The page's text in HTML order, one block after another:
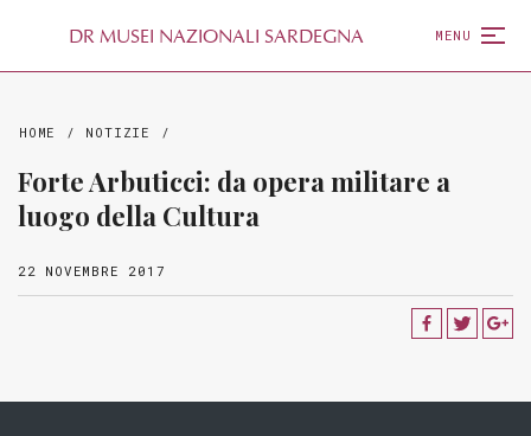
DR MUSEI NAZIONALI SARDEGNA MENU
HOME / NOTIZIE /
Forte Arbuticci: da opera militare a
luogo della Cultura
22 NOVEMBRE 2017